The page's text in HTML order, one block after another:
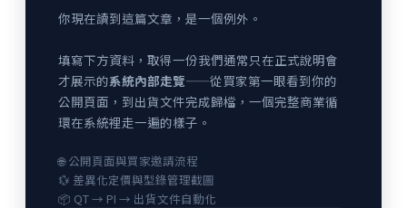
你現在讀到這篇文章，是一個例外。
填寫下方資料，取得一份我們通常只在正式說明會
才展示的系統內部走覽——從買家第一眼看到你的
公開頁面，到出貨文件完成歸檔，一個完整商業循
環在系統裡走一遍的樣子。
🌐 公開頁面與買家邀請流程
💱 差異化定價與型錄管理截圖
📦 QT → PI → 出貨文件自動化